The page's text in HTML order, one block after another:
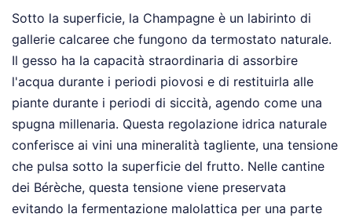
Sotto la superficie, la Champagne è un labirinto di
gallerie calcaree che fungono da termostato naturale.
Il gesso ha la capacità straordinaria di assorbire
l'acqua durante i periodi piovosi e di restituirla alle
piante durante i periodi di siccità, agendo come una
spugna millenaria. Questa regolazione idrica naturale
conferisce ai vini una mineralità tagliente, una tensione
che pulsa sotto la superficie del frutto. Nelle cantine
dei Bérèche, questa tensione viene preservata
evitando la fermentazione malolattica per una parte